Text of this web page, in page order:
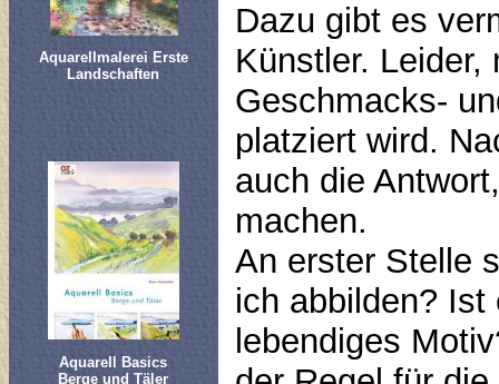
Aquarellmalerei Erste
Landschaften
Aquarell Basics
Berge und Täler
Dazu gibt es
Künstler.
Geschmacks-
platziert wird.
auch die
machen.
An erster Stelle
ich abbilden?
lebendiges